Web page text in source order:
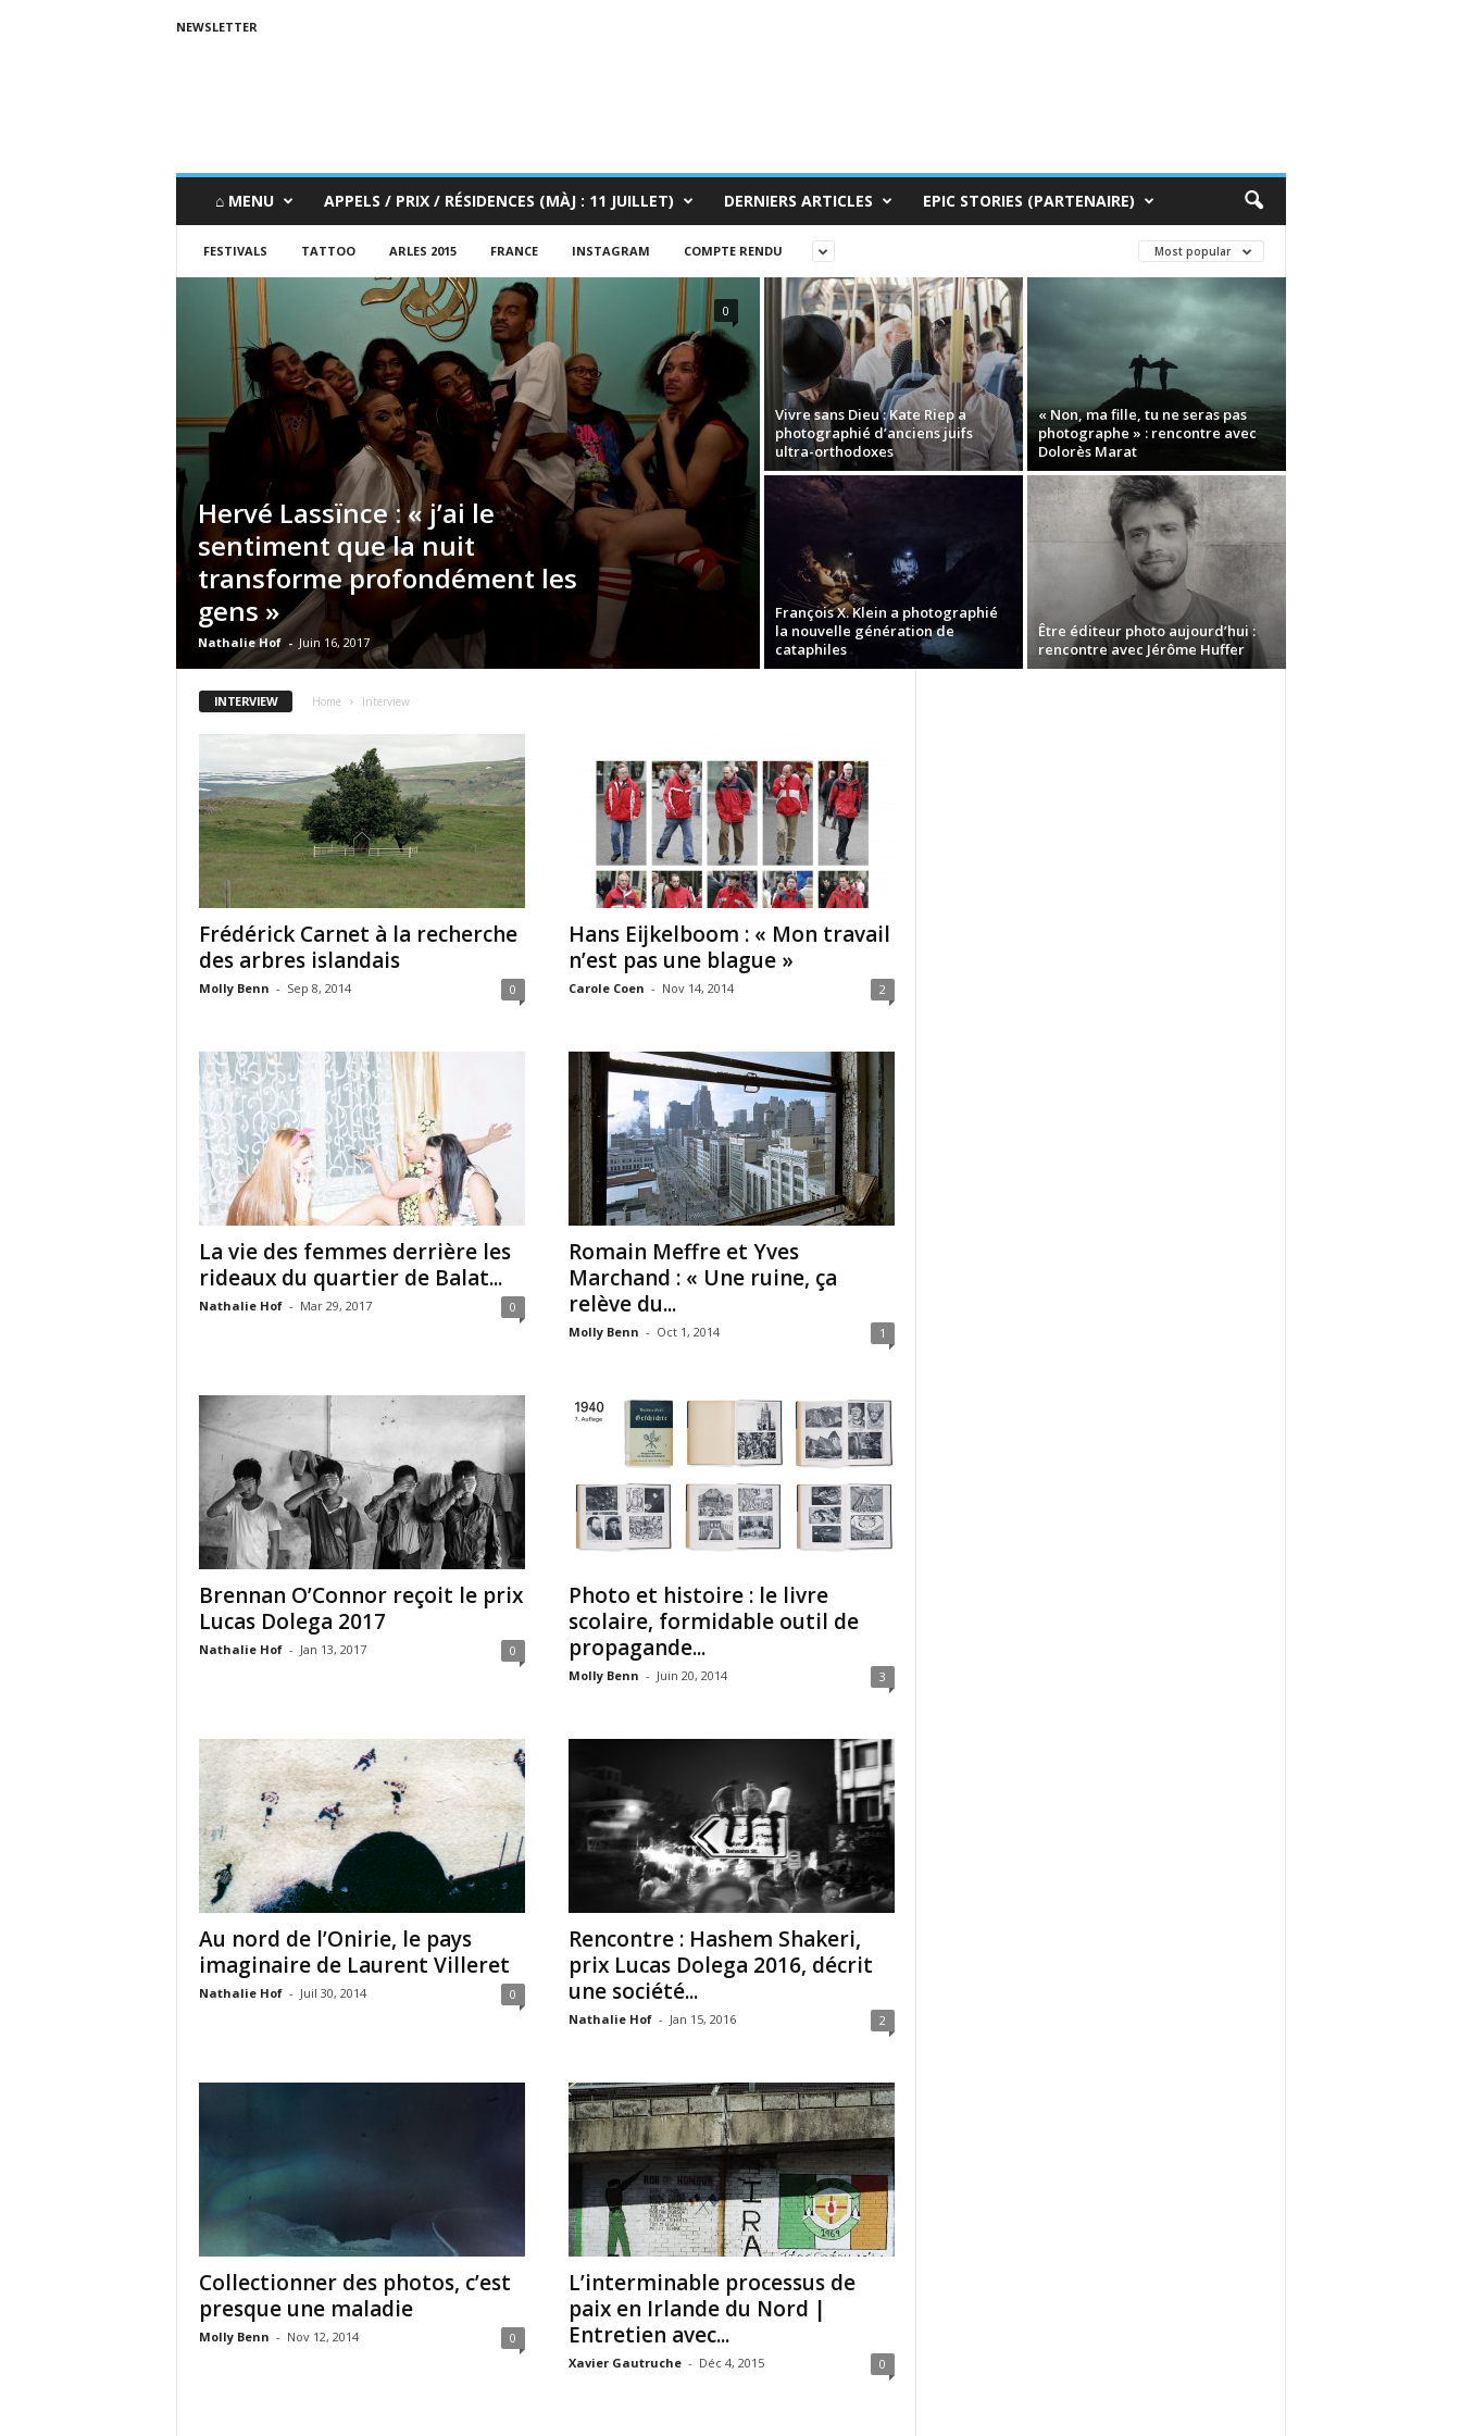
NEWSLETTER
⌂ MENU APPELS / PRIX / RÉSIDENCES (MÀJ : 11 JUILLET) DERNIERS ARTICLES EPIC STORIES (PARTENAIRE)
FESTIVALS TATTOO ARLES 2015 FRANCE INSTAGRAM COMPTE RENDU Most popular
Hervé Lassïnce : « j’ai le
sentiment que la nuit
transforme profondément les
gens »
Nathalie Hof - Juin 16, 2017
0
Vivre sans Dieu : Kate Riep a
photographié d’anciens juifs
ultra-orthodoxes
« Non, ma fille, tu ne seras pas
photographe » : rencontre avec
Dolorès Marat
François X. Klein a photographié
la nouvelle génération de
cataphiles
Être éditeur photo aujourd’hui :
rencontre avec Jérôme Huffer
INTERVIEW Home Interview
Frédérick Carnet à la recherche
des arbres islandais
Molly Benn - Sep 8, 2014 0
Hans Eijkelboom : « Mon travail
n’est pas une blague »
Carole Coen - Nov 14, 2014 2
La vie des femmes derrière les
rideaux du quartier de Balat...
Nathalie Hof - Mar 29, 2017 0
Romain Meffre et Yves
Marchand : « Une ruine, ça
relève du...
Molly Benn - Oct 1, 2014 1
Brennan O’Connor reçoit le prix
Lucas Dolega 2017
Nathalie Hof - Jan 13, 2017 0
Photo et histoire : le livre
scolaire, formidable outil de
propagande...
Molly Benn - Juin 20, 2014 3
Au nord de l’Onirie, le pays
imaginaire de Laurent Villeret
Nathalie Hof - Juil 30, 2014 0
Rencontre : Hashem Shakeri,
prix Lucas Dolega 2016, décrit
une société...
Nathalie Hof - Jan 15, 2016 2
Collectionner des photos, c’est
presque une maladie
Molly Benn - Nov 12, 2014 0
L’interminable processus de
paix en Irlande du Nord |
Entretien avec...
Xavier Gautruche - Déc 4, 2015 0